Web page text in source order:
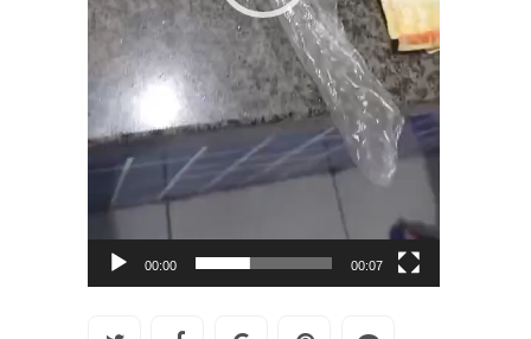
00:00 00:07